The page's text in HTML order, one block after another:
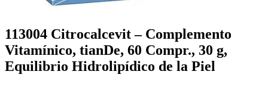
113004 Citrocalcevit – Complemento
Vitamínico, tianDe, 60 Compr., 30 g,
Equilibrio Hidrolipídico de la Piel